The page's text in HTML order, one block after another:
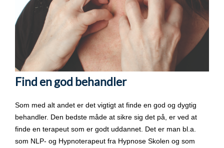
Find en god behandler
Som med alt andet er det vigtigt at finde en god og dygtig
behandler. Den bedste måde at sikre sig det på, er ved at
finde en terapeut som er godt uddannet. Det er man bl.a.
som NLP- og Hypnoterapeut fra Hypnose Skolen og som